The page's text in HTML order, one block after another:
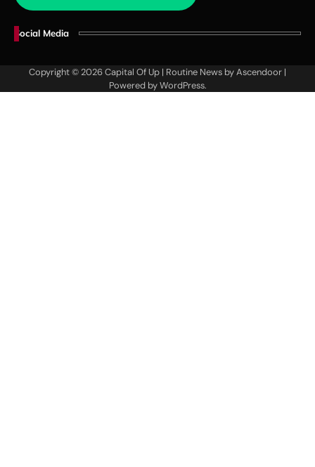
Social Media
Copyright © 2026Capital Of Up | Routine News byAscendoor |
Powered byWordPress.